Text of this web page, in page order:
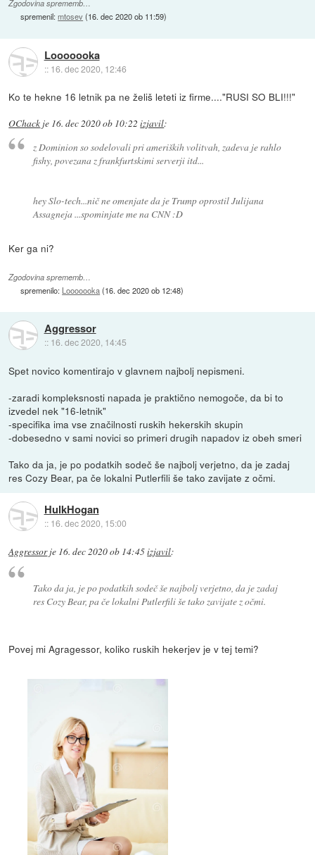
Zgodovina sprememb…
spremenil:mtosev(16. dec 2020 ob 11:59)
Looooooka
:: 16. dec 2020, 12:46
Ko te hekne 16 letnik pa ne želiš leteti iz firme...."RUSI SO BLI!!!"
OChack je 16. dec 2020 ob 10:22 izjavil:
z Dominion so sodelovali pri ameriških volitvah, zadeva je rahlo
fishy, povezana z frankfurtskimi serverji itd...
hey Slo-tech...nič ne omenjate da je Trump oprostil Julijana
Assagneja ...spominjate me na CNN :D
Ker ga ni?
Zgodovina sprememb…
spremenilo: Looooooka(16. dec 2020 ob 12:48)
Aggressor
:: 16. dec 2020, 14:45
Spet novico komentirajo v glavnem najbolj nepismeni.
-zaradi kompleksnosti napada je praktično nemogoče, da bi to
izvedel nek "16-letnik"
-specifika ima vse značilnosti ruskih hekerskih skupin
-dobesedno v sami novici so primeri drugih napadov iz obeh smeri
Tako da ja, je po podatkih sodeč še najbolj verjetno, da je zadaj
res Cozy Bear, pa če lokalni Putlerfili še tako zavijate z očmi.
HulkHogan
:: 16. dec 2020, 15:00
Aggressorje 16. dec 2020 ob 14:45izjavil:
Tako da ja, je po podatkih sodeč še najbolj verjetno, da je zadaj
res Cozy Bear, pa če lokalni Putlerfili še tako zavijate z očmi.
Povej mi Agragessor, koliko ruskih hekerjev je v tej temi?